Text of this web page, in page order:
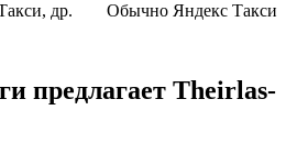
др. Обычно Яндекс Такси
предлагает Theirlas-